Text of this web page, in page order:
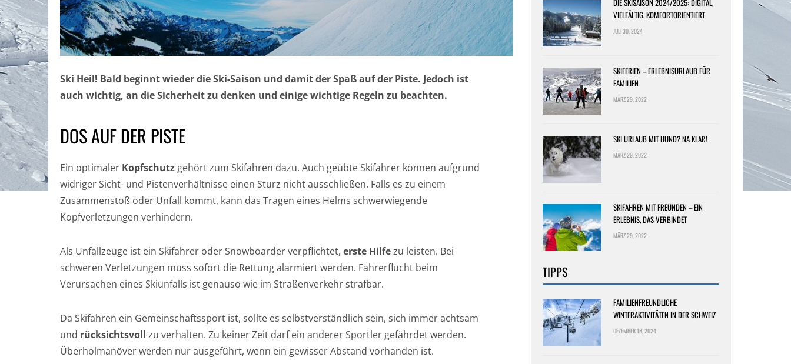
Ski Heil! Bald beginnt wieder die Ski-Saison und damit der Spaß auf der Piste. Jedoch ist
auch wichtig, an die Sicherheit zu denken und einige wichtige Regeln zu beachten.
DOS AUF DER PISTE
Ein optimaler Kopfschutzgehört zum Skifahren dazu. Auch geübte Skifahrer können aufgrund
widriger Sicht- und Pistenverhältnisse einen Sturz nicht ausschließen. Falls es zu einem
Zusammenstoß oder Unfall kommt, kann das Tragen eines Helms schwerwiegende
Kopfverletzungen verhindern.
Als Unfallzeuge ist ein Skifahrer oder Snowboarder verpflichtet, erste Hilfezu leisten. Bei
schweren Verletzungen muss sofort die Rettung alarmiert werden. Fahrerflucht beim
Verursachen eines Skiunfalls ist genauso wie im Straßenverkehr strafbar.
Da Skifahren ein Gemeinschaftssport ist, sollte es selbstverständlich sein, sich immer achtsam
und rücksichtsvoll zu verhalten. Zu keiner Zeit darf ein anderer Sportler gefährdet werden.
Überholmanöver werden nur ausgeführt, wenn ein gewisser Abstand vorhanden ist.
DIE SKISAISON 2024/2025: DIGITAL,
VIELFÄLTIG, KOMFORTORIENTIERT
JULI 30, 2024
SKIFERIEN – ERLEBNISURLAUB FÜR
FAMILIEN
MÄRZ 29, 2022
SKI URLAUB MIT HUND? NA KLAR!
MÄRZ 29, 2022
SKIFAHREN MIT FREUNDEN – EIN
ERLEBNIS, DAS VERBINDET
MÄRZ 29, 2022
TIPPS
FAMILIENFREUNDLICHE
WINTERAKTIVITÄTEN IN DER SCHWEIZ
DEZEMBER 18, 2024